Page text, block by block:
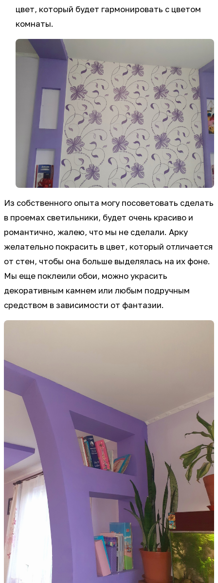
цвет, который будет гармонировать с цветом
комнаты.
Из собственного опыта могу посоветовать сделать
в проемах светильники, будет очень красиво и
романтично, жалею, что мы не сделали. Арку
желательно покрасить в цвет, который отличается
от стен, чтобы она больше выделялась на их фоне.
Мы еще поклеили обои, можно украсить
декоративным камнем или любым подручным
средством в зависимости от фантазии.